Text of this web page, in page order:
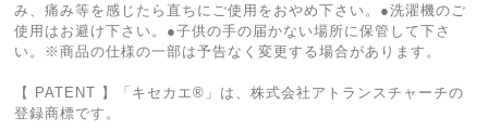
み、痛み等を感じたら直ちにご使用をおやめ下さい。●洗濯機のご
使用はお避け下さい。●子供の手の届かない場所に保管して下さ
い。※商品の仕様の一部は予告なく変更する場合があります。
【 PATENT 】「キセカエ®︎」は、株式会社アトランスチャーチの
登録商標です。